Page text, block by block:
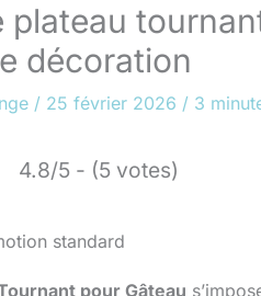
plateau
décoration
/ 25 février 2026 / 3
4.8/5 - (5 votes)
pour Gâteau